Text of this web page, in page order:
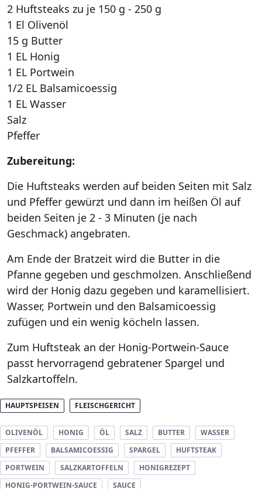
2 Huftsteaks zu je 150 g - 250 g
1 El Olivenöl
15 g Butter
1 EL Honig
1 EL Portwein
1/2 EL Balsamicoessig
1 EL Wasser
Salz
Pfeffer
Zubereitung:
Die Huftsteaks werden auf beiden Seiten mit Salz
und Pfeffer gewürzt und dann im heißen Öl auf
beiden Seiten je 2 - 3 Minuten (je nach
Geschmack) angebraten.
Am Ende der Bratzeit wird die Butter in die
Pfanne gegeben und geschmolzen. Anschließend
wird der Honig dazu gegeben und karamellisiert.
Wasser, Portwein und den Balsamicoessig
zufügen und ein wenig köcheln lassen.
Zum Huftsteak an der Honig-Portwein-Sauce
passt hervorragend gebratener Spargel und
Salzkartoffeln.
HAUPTSPEISEN FLEISCHGERICHT
OLIVENÖL HONIG ÖL SALZ BUTTER
WASSER
PFEFFER
BALSAMICOESSIG SPARGEL
HUFTSTEAK
PORTWEIN
SALZKARTOFFELN
HONIGREZEPT
HONIG-PORTWEIN-SAUCE
SAUCE